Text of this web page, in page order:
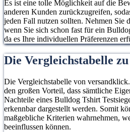
Es ist eine tolle Möglichkeit auf die
anderen Kunden zurückzugreifen,
jeden Fall nutzen sollten. Nehmen Sie
wenn Sie sich schon fast für ein
da es Ihre individuellen Präferenzen
Die Vergleichstabelle
Die Vergleichstabelle von
den großen Vorteil, dass sämtliche
Nachteile eines Bulldog Tshirt
erkennbar dargestellt werden. Somit
maßgebliche Kriterien wahrnehmen,
beeinflussen können.